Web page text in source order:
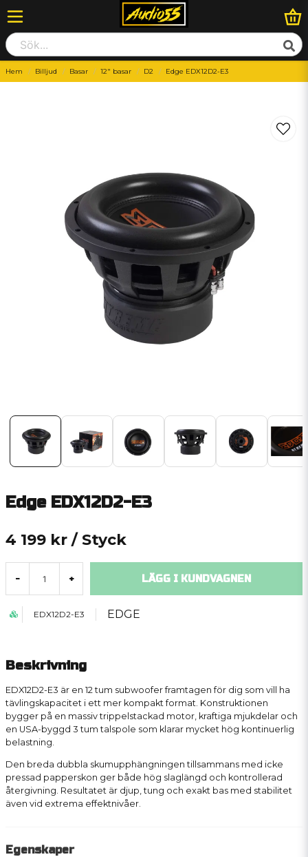
Hem Billjud Basar 12" basar D2 Edge EDX12D2-E3
Edge EDX12D2-E3
4 199 kr / Styck
- + LÄGG I KUNDVAGNEN
EDX12D2-E3 EDGE
Beskrivning
EDX12D2-E3 är en 12 tum subwoofer framtagen för dig som vill ha
tävlingskapacitet i ett mer kompakt format. Konstruktionen
bygger på en massiv trippelstackad motor, kraftiga mjukdelar och
en USA-byggd 3 tum talspole som klarar mycket hög kontinuerlig
belastning.
Den breda dubbla skumupphängningen tillsammans med icke
pressad papperskon ger både hög slaglängd och kontrollerad
återgivning. Resultatet är djup, tung och exakt bas med stabilitet
även vid extrema effektnivåer.
Egenskaper